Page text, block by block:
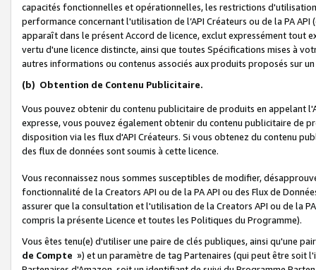
capacités fonctionnelles et opérationnelles, les restrictions
performance concernant l'utilisation de l’API Créateurs ou de la PA
apparaît dans le présent Accord de licence, exclut expressément tout
vertu d'une licence distincte, ainsi que toutes Spécifications mises à
autres informations ou contenus associés aux produits proposés sur
(b) Obtention de Contenu Publicitaire.
Vous pouvez obtenir du contenu publicitaire de produits en appelant
expresse, vous pouvez également obtenir du contenu publicitaire de
disposition via les flux d'API Créateurs. Si vous obtenez du contenu
des flux de données sont soumis à cette licence.
Vous reconnaissez nous sommes susceptibles de modifier,
fonctionnalité de la Creators API ou de la PA API ou des Flux de
assurer que la consultation et l'utilisation de la Creators API ou de la
compris la présente Licence et toutes les Politiques du Programme).
Vous êtes tenu(e) d'utiliser une paire de clés publiques, ainsi qu'une
de Compte ») et un paramètre de tag Partenaires (qui peut être soit